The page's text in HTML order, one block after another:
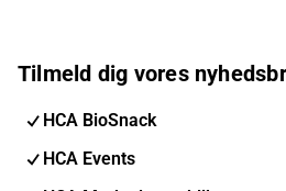
Tilmeld dig vores
HCA BioSnack
HCA Events